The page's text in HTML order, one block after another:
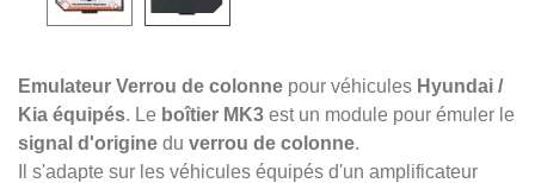
Emulateur Verrou de colonne pour véhicules Hyundai /
Kia équipés. Le boîtier MK3 est un module pour émuler le
signal d'origine du verrou de colonne.
Il s'adapte sur les véhicules équipés d'un amplificateur